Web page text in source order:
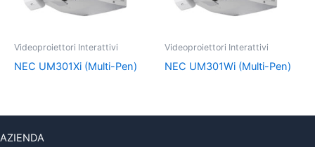
Videoproiettori Interattivi
NEC UM301Xi (Multi-Pen)
Videoproiettori Interattivi
NEC UM301Wi (Multi-Pen)
AZIENDA